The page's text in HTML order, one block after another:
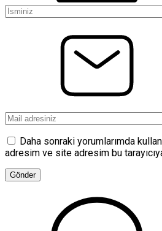
Daha sonraki yorumlarımda
adresim ve site adresim bu